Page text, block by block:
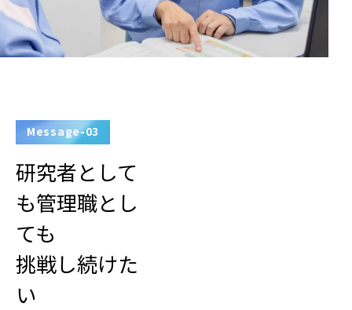
Message-03
研究者として
も管理職とし
ても
挑戦し続けた
い